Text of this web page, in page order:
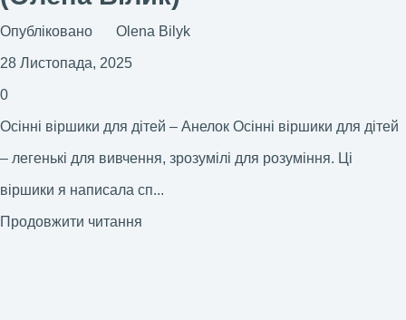
Опубліковано Olena Bilyk
28 Листопада, 2025
0
Осінні віршики для дітей – Анелок Осінні віршики для дітей
– легенькі для вивчення, зрозумілі для розуміння. Ці
віршики я написала сп...
Продовжити читання